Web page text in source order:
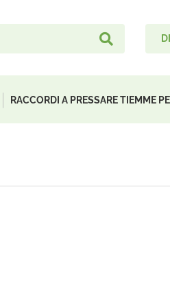
RACCORDI A PRESSARE TIEMME